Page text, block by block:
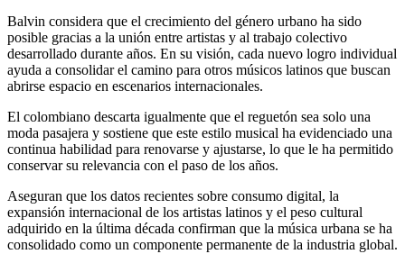
Balvin considera que el crecimiento del género urbano ha sido
posible gracias a la unión entre artistas y al trabajo colectivo
desarrollado durante años. En su visión, cada nuevo logro individual
ayuda a consolidar el camino para otros músicos latinos que buscan
abrirse espacio en escenarios internacionales.
El colombiano descarta igualmente que el reguetón sea solo una
moda pasajera y sostiene que este estilo musical ha evidenciado una
continua habilidad para renovarse y ajustarse, lo que le ha permitido
conservar su relevancia con el paso de los años.
Aseguran que los datos recientes sobre consumo digital, la
expansión internacional de los artistas latinos y el peso cultural
adquirido en la última década confirman que la música urbana se ha
consolidado como un componente permanente de la industria global.